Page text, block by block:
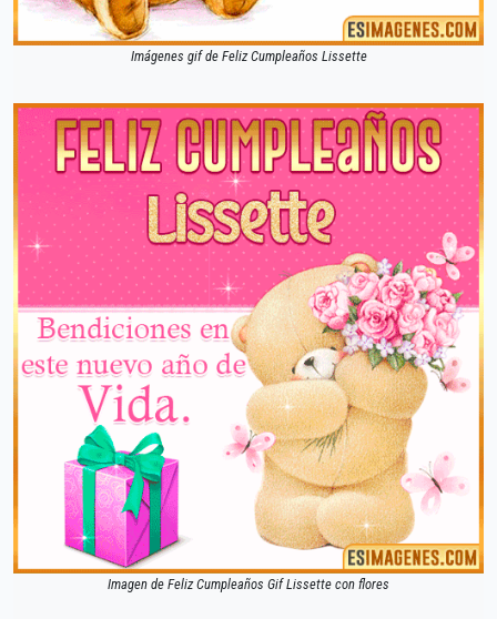
Imágenes gif de Feliz Cumpleaños Lissette
Imagen de Feliz Cumpleaños Gif Lissette con flores